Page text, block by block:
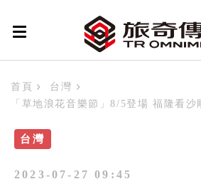
首頁
台灣
「草地浪花音樂節」8/5登場 福隆看沙
台灣
2023-07-27 09:45